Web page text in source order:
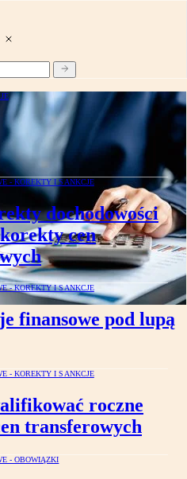
filtra – gdzie są
- KOREKTY I SANKCJE
dochodowości
cen
- KOREKTY I SANKCJE
finansowe pod lupą
- KOREKTY I SANKCJE
roczne
transferowych
- OBOWIĄZKI